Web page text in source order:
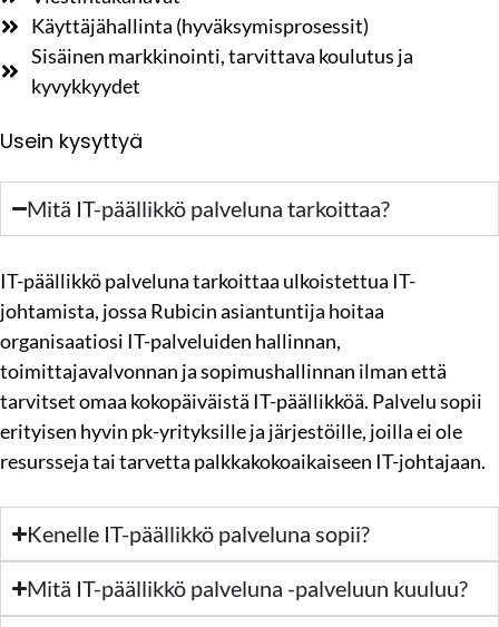
Käyttäjähallinta (hyväksymisprosessit)
Sisäinen markkinointi, tarvittava koulutus ja
kyvykkyydet
Usein kysyttyä
Mitä IT-päällikkö palveluna tarkoittaa?
IT-päällikkö palveluna tarkoittaa ulkoistettua IT-
johtamista, jossa Rubicin asiantuntija hoitaa
organisaatiosi IT-palveluiden hallinnan,
toimittajavalvonnan ja sopimushallinnan ilman että
tarvitset omaa kokopäiväistä IT-päällikköä. Palvelu sopii
erityisen hyvin pk-yrityksille ja järjestöille, joilla ei ole
resursseja tai tarvetta palkkakokoaikaiseen IT-johtajaan.
Kenelle IT-päällikkö palveluna sopii?
Mitä IT-päällikkö palveluna -palveluun kuuluu?